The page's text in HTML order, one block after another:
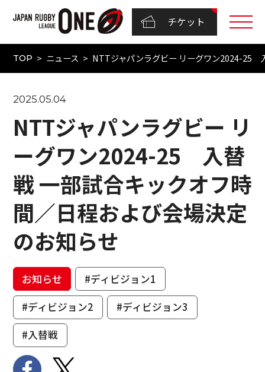
チケット
TOP ニュース NTTジャパンラグビー リーグワン2024-25
2025.05.04
NTTジャパンラグビー リ
ーグワン2024-25 入替
戦 一部試合キックオフ時
間／日程および会場決定
のお知らせ
お知らせ
#ディビジョン1
#ディビジョン2
#ディビジョン3
#入替戦